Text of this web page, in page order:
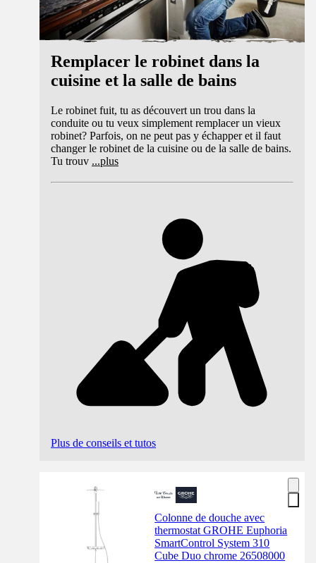
Remplacer le robinet dans la
cuisine et la salle de bains
Le robinet fuit, tu as découvert un trou dans la
conduite ou tu veux simplement remplacer un vieux
robinet? Parfois, on ne peut pas y échapper et il faut
changer le robinet de la cuisine ou de la salle de bains.
Tu trouv ...plus
Plus de conseils et tutos
Colonne de douche avec
thermostat GROHE Euphoria
SmartControl System 310
Cube Duo chrome 26508000